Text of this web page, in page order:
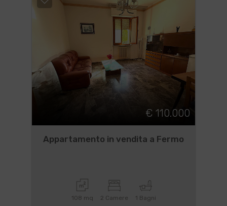
€ 110.000
Appartamento in vendita a Fermo
108 mq 2 Camere 1 Bagni